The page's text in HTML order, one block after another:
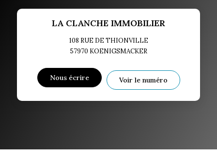
LA CLANCHE IMMOBILIER
108 RUE DE THIONVILLE
57970 KOENIGSMACKER
Nous écrire Voir le numéro